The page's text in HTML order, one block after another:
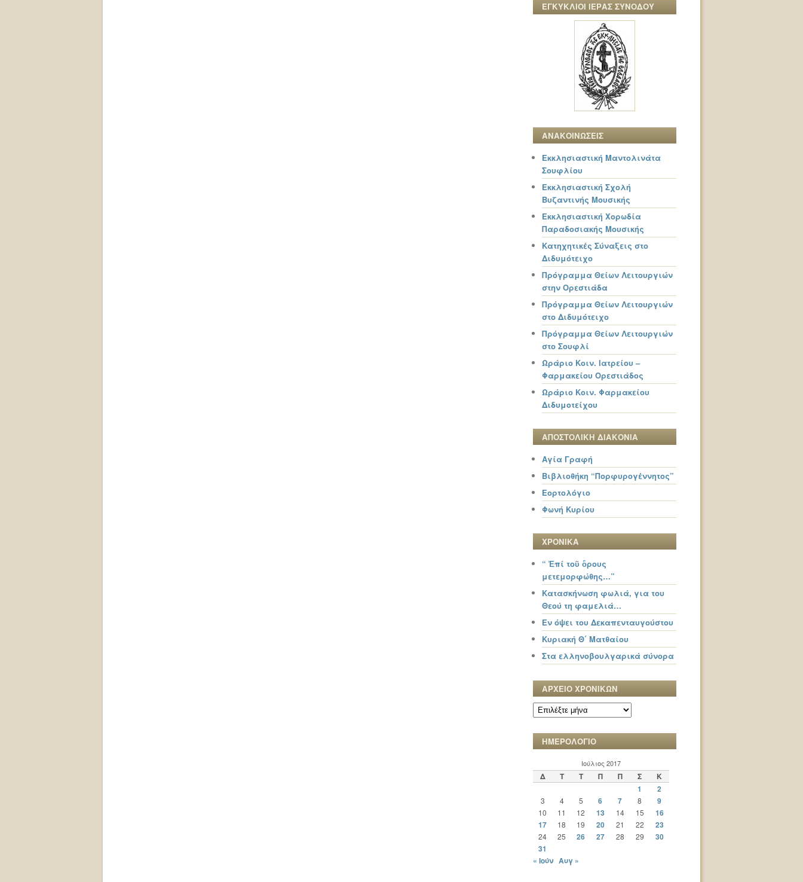
ΕΓΚΥΚΛΙΟΙ ΙΕΡΑΣ ΣΥΝΟΔΟΥ
ΑΝΑΚΟΙΝΩΣΕΙΣ
Εκκλησιαστική Μαντολινάτα
Σουφλίου
Εκκλησιαστική Σχολή
Βυζαντινής Μουσικής
Εκκλησιαστική Χορωδία
Παραδοσιακής Μουσικής
Κατηχητικές Σύναξεις στο
Διδυμότειχο
Πρόγραμμα Θείων Λειτουργιών
στην Ορεστιάδα
Πρόγραμμα Θείων Λειτουργιών
στο Διδυμότειχο
Πρόγραμμα Θείων Λειτουργιών
στο Σουφλί
Ωράριο Κοιν. Ιατρείου –
Φαρμακείου Ορεστιάδος
Ωράριο Κοιν. Φαρμακείου
Διδυμοτείχου
ΑΠΟΣΤΟΛΙΚΗ ΔΙΑΚΟΝΙΑ
Αγία Γραφή
Βιβλιοθήκη “Πορφυρογέννητος”
Εορτολόγιο
Φωνή Κυρίου
ΧΡΟΝΙΚΑ
“ Ἐπί τοῦ ὄρους
μετεμορφώθης…”
Κατασκήνωση φωλιά, για του
Θεού τη φαμελιά…
Εν όψει του Δεκαπενταυγούστου
Κυριακή Θ΄ Ματθαίου
Στα ελληνοβουλγαρικά σύνορα
ΑΡΧΕΙΟ ΧΡΟΝΙΚΩΝ
ΑΡΧΕΙΟ
ΧΡΟΝΙΚΩΝ
ΗΜΕΡΟΛΟΓΙΟ
Ιούλιος 2017
Δ Τ Τ Π Π Σ
Κ
1
2
3 4 5 6 7 8 9
10 11 12 13 14 15
16
17
18 19 20 21 22 23
24 25 26 27 28 29
30
31
« Ιούν Αυγ »